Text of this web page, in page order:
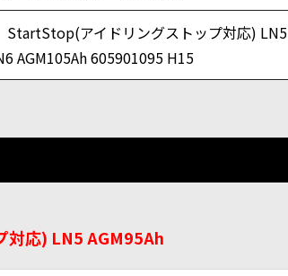
StartStop(アイドリングストップ対応) LN5
AGM105Ah 605901095 H15
応) LN5 AGM95Ah